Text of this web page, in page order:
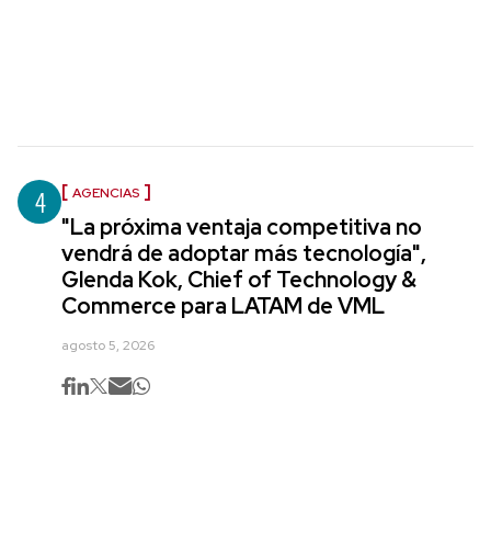
4 AGENCIAS
"La próxima ventaja competitiva no
vendrá de adoptar más tecnología",
Glenda Kok, Chief of Technology &
Commerce para LATAM de VML
agosto 5, 2026